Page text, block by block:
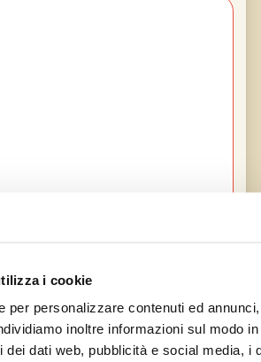
i cookie
per personalizzare contenuti ed
inoltre informazioni sul modo
dei dati web, pubblicità e social media,